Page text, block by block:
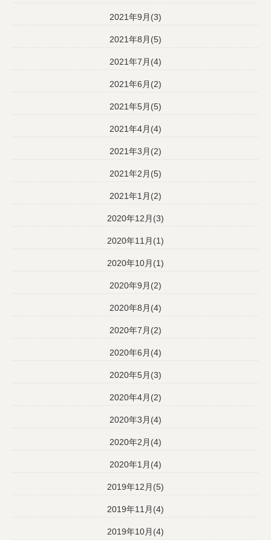
2021年9月(3)
2021年8月(5)
2021年7月(4)
2021年6月(2)
2021年5月(5)
2021年4月(4)
2021年3月(2)
2021年2月(5)
2021年1月(2)
2020年12月(3)
2020年11月(1)
2020年10月(1)
2020年9月(2)
2020年8月(4)
2020年7月(2)
2020年6月(4)
2020年5月(3)
2020年4月(2)
2020年3月(4)
2020年2月(4)
2020年1月(4)
2019年12月(5)
2019年11月(4)
2019年10月(4)